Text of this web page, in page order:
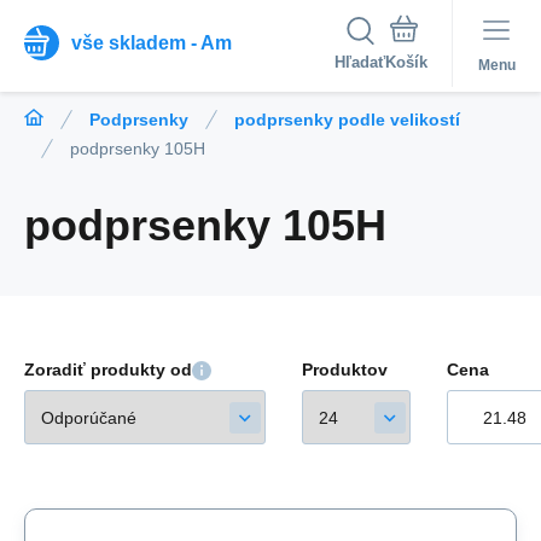
vše skladem - Am
Hľadať Menu
Podprsenky
podprsenky podle velikostí
podprsenky 105H
podprsenky 105H
Zoradiť produkty od Produktov Cena